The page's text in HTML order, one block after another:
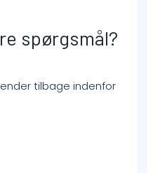
spørgsmål?
tilbage indenfor